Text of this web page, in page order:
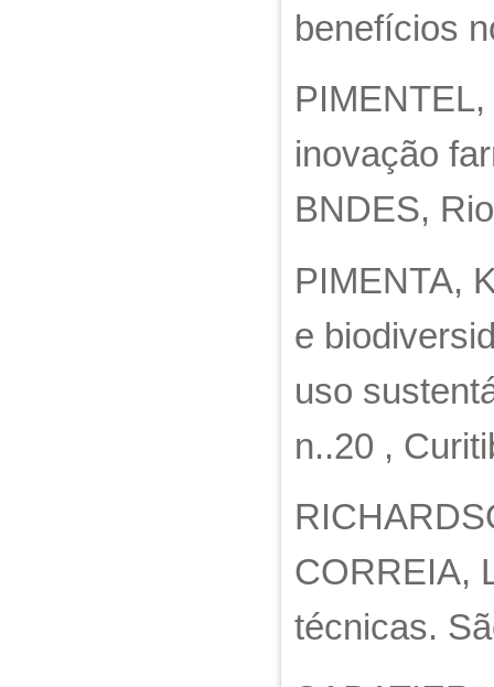
benefícios
inovação
BNDES,
PIMENTA,
e
uso
n..20 ,
CORREIA,
técnicas.